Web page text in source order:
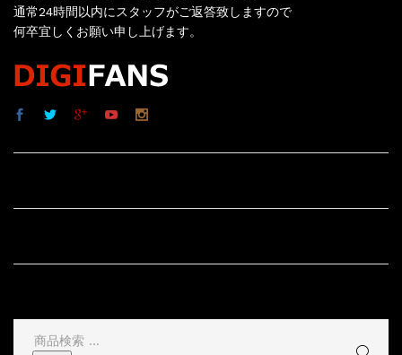
通常24時間以内にスタッフがご返答致しますので
何卒宜しくお願い申し上げます。
検